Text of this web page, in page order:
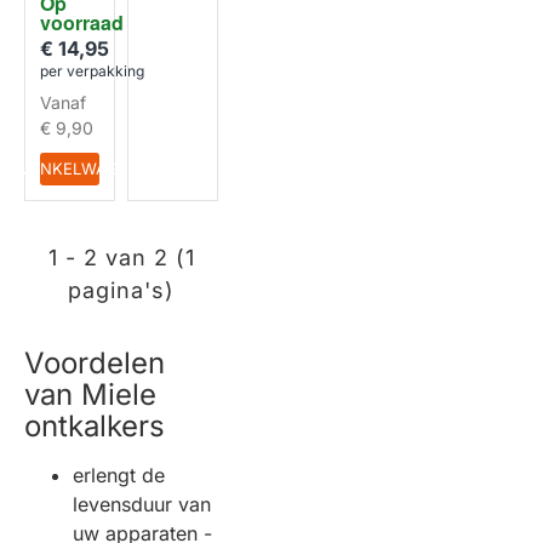
HUISMERK
voorraad
met
Miele
Ontkal
kingsta
bletten
101783
30
- 5626
050
€ 14,95
per verpakking
Vanaf
€ 9,90
IN WINKELWAGEN
1 - 2 van 2 (1
pagina's)
Voordelen
van Miele
ontkalkers
erlengt de
levensduur van
uw apparaten -